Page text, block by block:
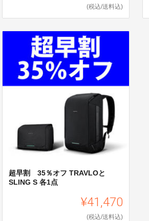
(税込/送料込)
超早割 35％オフ TRAVLOと
SLING S 各1点
¥41,470
(税込/送料込)